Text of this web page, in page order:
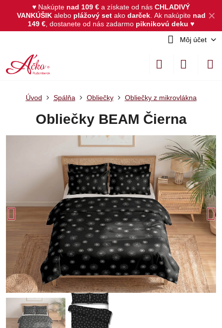
✕
♥ Nakúpte nad 109 € a získate od nás CHLADIVÝ
VANKÚŠIKalebo plážový set akodarček. Ak nakúpite nad
149 € , dostanete od nás zadarmo piknikovú deku ♥
Môj účet
Úvod Spálňa Obliečky Obliečky z mikrovlákna
Obliečky BEAM Čierna